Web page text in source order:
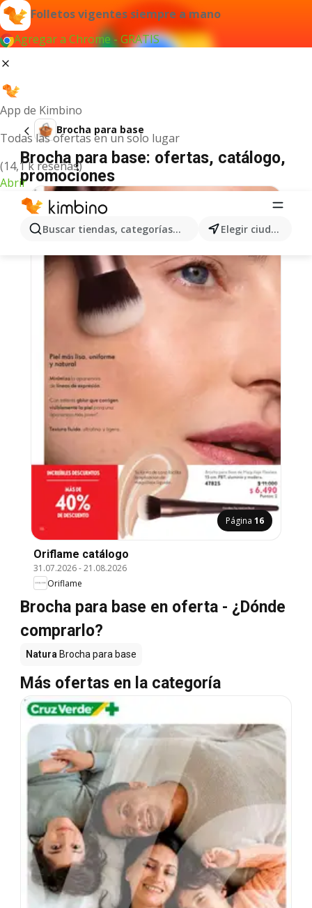
Folletos vigentes siempre a mano
Agregar a Chrome - GRATIS
App de Kimbino
Todas las ofertas en un solo lugar
(14,1 k reseñas)
Abrir
Buscar tiendas, categorías, productos... Elegir ciudad
Brocha para base
Brocha para base: ofertas, catálogo,
promociones
Página 16
Oriflame catálogo
31.07.2026-21.08.2026
Oriflame
Brocha para base en oferta - ¿Dónde
comprarlo?
Natura Brocha para base
Más ofertas en la categoría